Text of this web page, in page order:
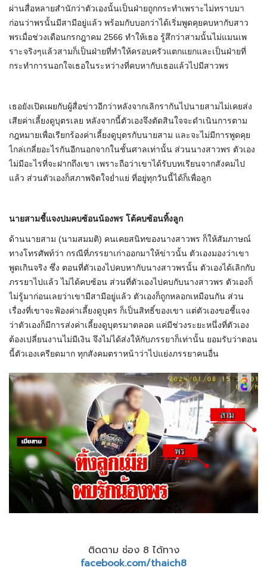
ผ่านสื่อหลายสำนักว่าตัวเองนั้นเป็นฝ่ายถูกกระทำเพราะไม่ทราบมา
ก่อนว่าพรนั้นมีสามีอยู่แล้ว พร้อมกับบอกว่าได้เริ่มพูดคุยคบหากับสาว
พรเมื่อช่วงเดือนกรกฎาคม 2566 ทำให้เธอ รู้สึกว่าสามนั้นไม่แมนเพ
ราะจริงๆแล้วสามก็เป็นฝ่ายที่ทำให้ครอบครัวแตกแยกและเป็นฝ่ายที่
กระทำการนอกใจเธอในระหว่างที่คบหากับเธอแล้วไปมีสาวพร
เธอยังเปิดเผยกับผู้สื่อข่าวอีกว่าหลังจากเลิกรากันไปนายสามไม่เคยส่ง
เสียค่าเลี้ยงดูบุตรเลย หลังจากนี้ตัวเองจึงตัดสินใจจะดำเนินการตาม
กฎหมายเพื่อเรียกร้องค่าเลี้ยงดูบุตรกับนายสาม และจะไม่มีการพูดคุย
ไกล่เกลี่ยอะไรกันอีกนอกจากในชั้นศาลเท่านั้น ส่วนนางสาวพร ตัวเอง
ไม่มีอะไรที่จะฝากถึงเขา เพราะถือว่าเขาได้รับบทเรียนจากสังคมไป
แล้ว ส่วนตัวเองก็สภาพจิตใจย่ำแย่ ที่อยู่ทุกวันนี้ได้ก็เพื่อลูก
นายสามชี้แจงปมคบซ้อนน้องพร โต้คบซ้อนทิ้งลูก
ด้านนายสาม (นามสมมติ) คนเคยสนิทของนางสาวพร ก็ให้สัมภาษณ์
ทางโทรศัพท์ว่า กรณีที่ภรรยาเก่าออกมาให้ข่าวนั้น ตัวเองมองว่าเขา
พูดเกินจริง ซึ่ง ตอนที่ตัวเองไปคบหากับนางสาวพรนั้น ตัวเองได้เลิกกับ
ภรรยาไปแล้ว ไม่ได้คบซ้อน ส่วนที่ตัวเองไปคบกับนางสาวพร ตัวเองก็
ไม่รู้มาก่อนเลยว่าเขามีสามีอยู่แล้ว ตัวเองก็ถูกหลอกเหมือนกัน ส่วน
เรื่องที่เขาจะฟ้องค่าเลี้ยงดูบุตร ก็เป็นสิทธิ์ของเขา แต่ตัวเองขอชี้แจง
ว่าตัวเองก็มีการส่งค่าเลี้ยงดูบุตรมาตลอด แค่มีช่วงระยะหนึ่งที่ตัวเอง
ต้องเปลี่ยนงานไม่มีเงิน จึงไม่ได้ส่งให้กับภรรยาก็เท่านั้น ยอมรับว่าตอน
นี้ตัวเองเครียดมาก ทุกสังคมตราหน้าว่าไปแย่งภรรยาคนอื่น
ติดตาม ช่อง 8 ได้ทาง
facebook.com/thaich8